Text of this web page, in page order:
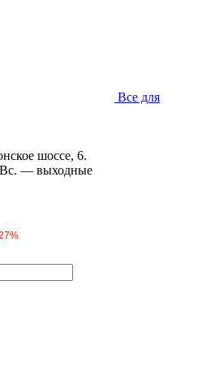
Все для
шоссе, 6.
Вс. — выходные